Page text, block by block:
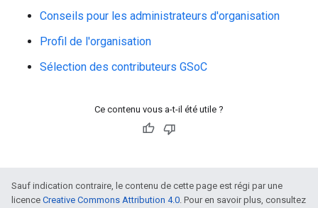
Conseils pour les administrateurs d'organisation
Profil de l'organisation
Sélection des contributeurs GSoC
Ce contenu vous a-t-il été utile ?
Sauf indication contraire, le contenu de cette page est régi par une
licence Creative Commons Attribution 4.0. Pour en savoir plus, consultez